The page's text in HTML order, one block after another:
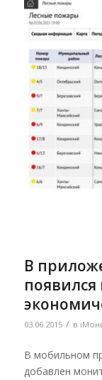
В
03.06.2015 / в
В мобильном
добавлен